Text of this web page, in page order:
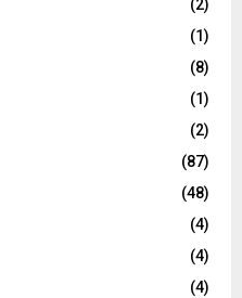
(2)
(1)
(8)
(1)
(2)
(87)
(48)
(4)
(4)
(4)